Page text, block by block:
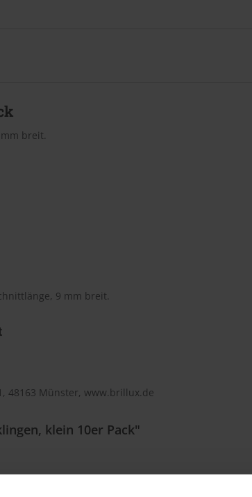
breit.
9 mm breit.
48163 Münster, www.brillux.de
klein 10er Pack"